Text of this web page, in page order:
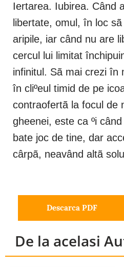
Iertarea. Iubirea. Când
libertate, omul, în loc
aripile, iar când nu are
cercul lui limitat
infinitul. Sã mai crezi în
în cliºeul timid de pe
contraofertã la focul de
gheenei, este ca ºi când
bate joc de tine, dar
cârpã, neavând altã
Descarca PDF
De la acelasi